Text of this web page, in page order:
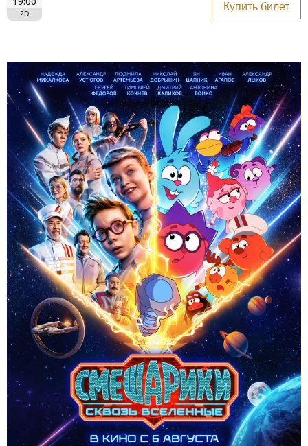
2D
Купить билет